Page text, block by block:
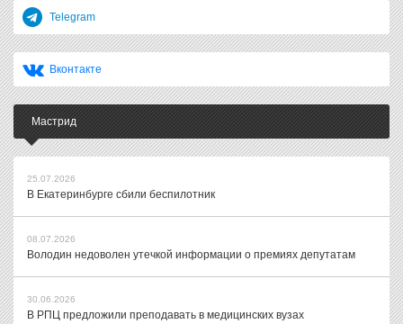
Telegram
Вконтакте
Мастрид
25.07.2026
В Екатеринбурге сбили беспилотник
08.07.2026
Володин недоволен утечкой информации о премиях депутатам
30.06.2026
В РПЦ предложили преподавать в медицинских вузах